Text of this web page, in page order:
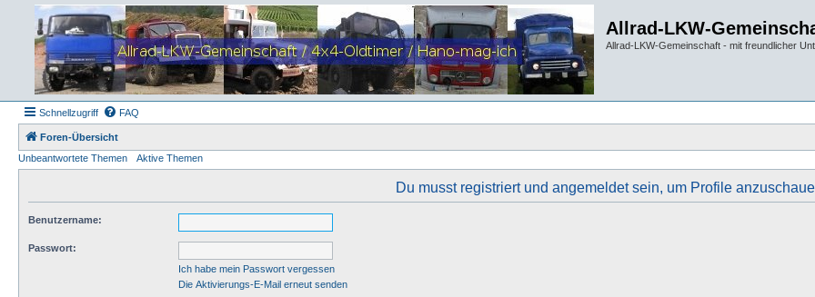
Allrad-LKW-
Allrad-LKW-Gemeinschaft - mit freundlicher
Schnellzugriff FAQ
Foren-Übersicht
Unbeantwortete Themen
Aktive Themen
Du musst registriert und angemeldet sein, um Profile
Benutzername:
Passwort:
Ich habe mein Passwort vergessen
Die Aktivierungs-E-Mail erneut senden